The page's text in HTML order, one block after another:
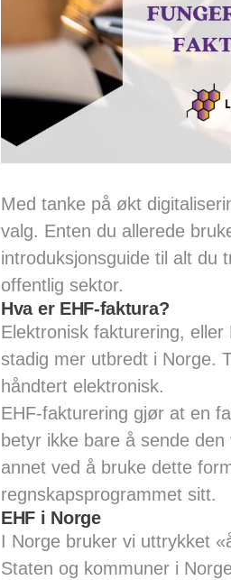
Med tanke på økt
valg. Enten du allerede
introduksjonsguide til alt du
offentlig sektor.
Hva er EHF-faktura?
Elektronisk fakturering,
stadig mer utbredt i Norge.
håndtert elektronisk.
EHF-fakturering gjør at en
betyr ikke bare å sende
annet ved å bruke dette
regnskapsprogrammet sitt.
EHF i Norge
I Norge bruker vi uttrykket
Staten og kommuner i